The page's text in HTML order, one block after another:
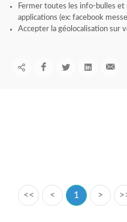
Fermer toutes les info-bulles et
applications (ex: facebook
Accepter la géolocalisation sur
<< < 1 >